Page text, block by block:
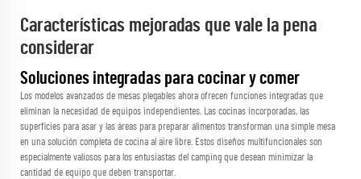
Características mejoradas que vale la pena
considerar
Soluciones integradas para cocinar y comer
Los modelos avanzados de mesas plegables ahora ofrecen funciones integradas que
eliminan la necesidad de equipos independientes. Las cocinas incorporadas, las
superficies para asar y las áreas para preparar alimentos transforman una simple mesa
en una solución completa de cocina al aire libre. Estos diseños multifuncionales son
especialmente valiosos para los entusiastas del camping que desean minimizar la
cantidad de equipo que deben transportar.